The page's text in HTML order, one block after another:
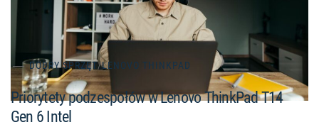
DOBRY SPRZĘT/LENOVO THINKPAD
Priorytety podzespołów w Lenovo ThinkPad T14
Gen 6 Intel